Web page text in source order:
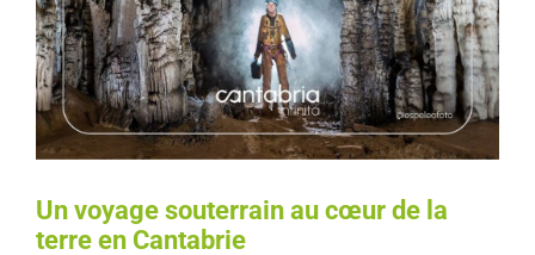
Un voyage souterrain au cœur de la
terre en Cantabrie